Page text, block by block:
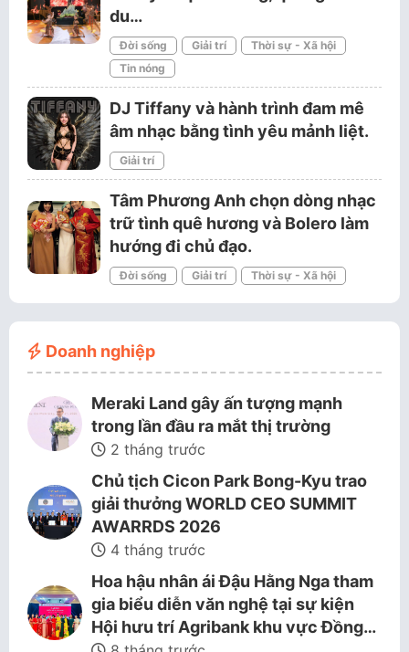
du…
Đời sống Giải trí
Thời sự - Xã hội
Tin nóng
DJ Tiffany và hành trình đam mê
âm nhạc bằng tình yêu mảnh liệt.
Giải trí
Tâm Phương Anh chọn dòng nhạc
trữ tình quê hương và Bolero làm
hướng đi chủ đạo.
Đời sống Giải trí Thời sự - Xã hội
Doanh nghiệp
Meraki Land gây ấn tượng mạnh
trong lần đầu ra mắt thị trường
2 tháng trước
Chủ tịch Cicon Park Bong-Kyu trao
giải thưởng WORLD CEO SUMMIT
AWARRDS 2026
4 tháng trước
Hoa hậu nhân ái Đậu Hằng Nga tham
gia biểu diễn văn nghệ tại sự kiện
Hội hưu trí Agribank khu vực Đồng…